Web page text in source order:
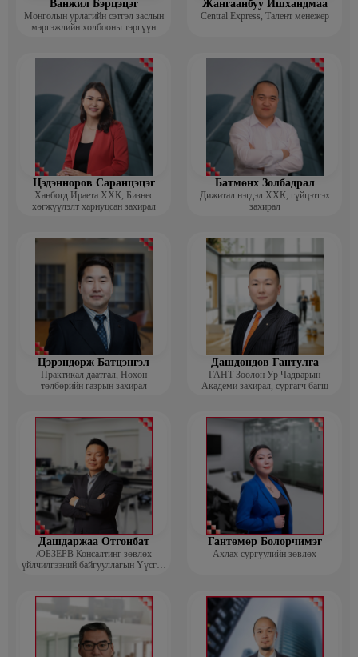
Ванжил Бэрцэцэг
Монголын урлагийн сэтгэл заслын
мэргэжлийн холбооны тэргүүн
Жангаанбуу Ишхандмаа
Central Express, Талент менежер
Цэдэнноров Саранцэцэг
Ханбогд Ираета ХХК, Бизнес
хөгжүүлэлт хариуцсан захирал
Батмөнх Золбадрал
Дижитал нэгдэл ХХК, гүйцэтгэх
захирал
Цэрэндорж Батцэнгэл
Практикал даатгал, Нөхөн
төлбөрийн газрын захирал
Дашдондов Гантулга
ГАНТ Зөөлөн Ур Чадварын
Академи захирал, сургагч багш
Дашдаржаа Отгонбат
/ОБЗЕРВ Консалтинг зөвлөх
үйлчилгээний байгууллагын Үүсгэн
Гантөмөр Болорчимэг
Ахлах сургуулийн зөвлөх